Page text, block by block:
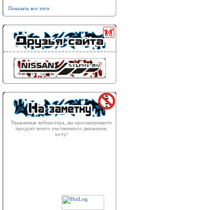
Показать все теги
Уважаемые вебмастера, вы просматриваете
продукт моего умственного движения,
хочу!